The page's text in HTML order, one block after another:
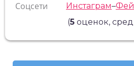
Соцсети Инстаграм–
(5оценок,